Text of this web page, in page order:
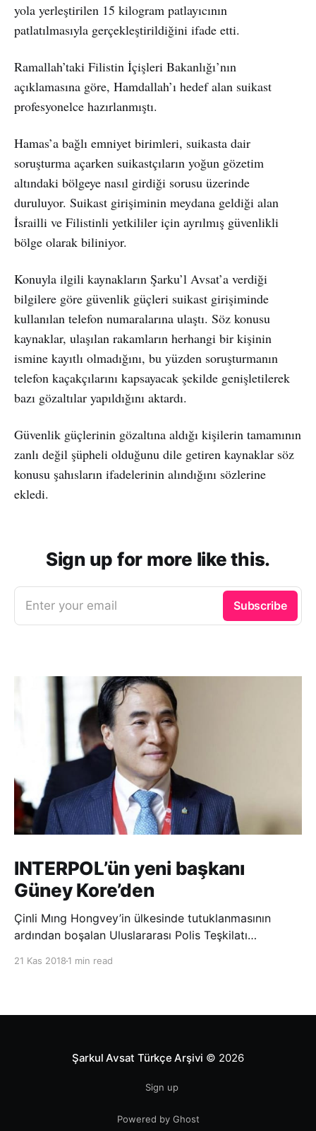
yola yerleştirilen 15 kilogram patlayıcının
patlatılmasıyla gerçekleştirildiğini ifade etti.
Ramallah’taki Filistin İçişleri Bakanlığı’nın
açıklamasına göre, Hamdallah’ı hedef alan suikast
profesyonelce hazırlanmıştı.
Hamas’a bağlı emniyet birimleri, suikasta dair
soruşturma açarken suikastçıların yoğun gözetim
altındaki bölgeye nasıl girdiği sorusu üzerinde
duruluyor. Suikast girişiminin meydana geldiği alan
İsrailli ve Filistinli yetkililer için ayrılmış güvenlikli
bölge olarak biliniyor.
Konuyla ilgili kaynakların Şarku’l Avsat’a verdiği
bilgilere göre güvenlik güçleri suikast girişiminde
kullanılan telefon numaralarına ulaştı. Söz konusu
kaynaklar, ulaşılan rakamların herhangi bir kişinin
ismine kayıtlı olmadığını, bu yüzden soruşturmanın
telefon kaçakçılarını kapsayacak şekilde genişletilerek
bazı gözaltılar yapıldığını aktardı.
Güvenlik güçlerinin gözaltına aldığı kişilerin tamamının
zanlı değil şüpheli olduğunu dile getiren kaynaklar söz
konusu şahısların ifadelerinin alındığını sözlerine
ekledi.
Sign up for more like this.
Enter your email Subscribe
INTERPOL’ün yeni başkanı
Güney Kore’den
Çinli Mıng Hongvey’in ülkesinde tutuklanmasının
ardından boşalan Uluslararası Polis Teşkilatı
21 Kas 2018 1 min read
Şarkul Avsat Türkçe Arşivi © 2026
Sign up
Powered by Ghost